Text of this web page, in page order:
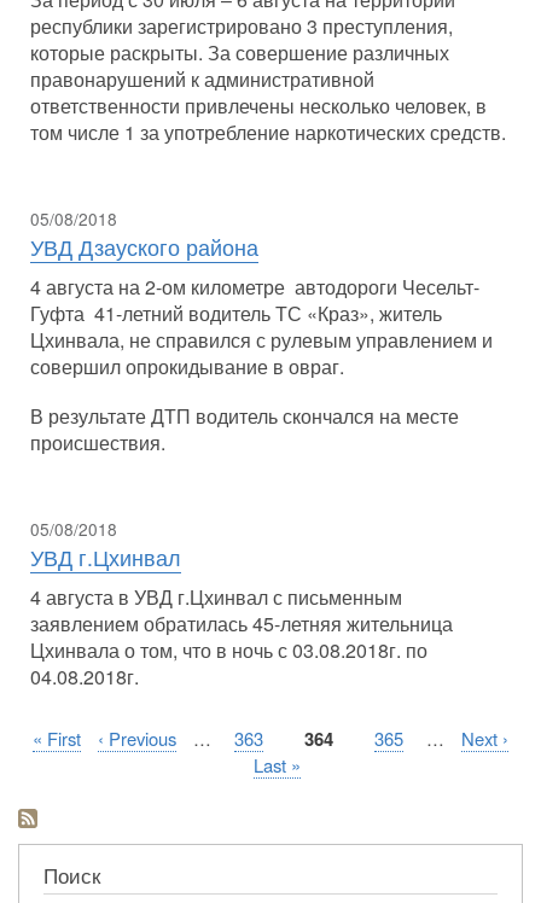
республики зарегистрировано 3 преступления,
которые раскрыты. За совершение различных
правонарушений к административной
ответственности привлечены несколько человек, в
том числе 1 за употребление наркотических средств.
05/08/2018
УВД Дзауского района
4 августа на 2-ом километре автодороги Чесельт-
Гуфта 41-летний водитель ТС «Краз», житель
Цхинвала, не справился с рулевым управлением и
совершил опрокидывание в овраг.
В результате ДТП водитель скончался на месте
происшествия.
05/08/2018
УВД г.Цхинвал
4 августа в УВД г.Цхинвал с письменным
заявлением обратилась 45-летняя жительница
Цхинвала о том, что в ночь с 03.08.2018г. по
04.08.2018г.
Нумерация
Первая
« First
Предыдущая
‹ Previous … Страница
363
Текущая
364 Страница
365 …
Next ›
Последняя
Last »
Поиск